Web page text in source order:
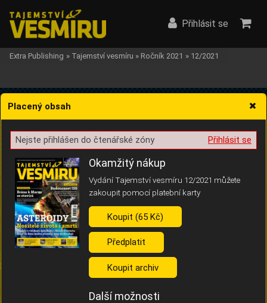
Žádost o souhlas s ukládáním volitelných informací
Pro základní fungování webu nepotřebujeme ukládat žádné informace
(tzv. cookies apod.). Rádi bychom vás ale požádali o souhlas s
uložením volitelných informací:
Anonymní unikátní ID
Díky němu příště poznáme, že se jedná o stejné zařízení, a
Identifikátor je zcela anonymní.
Přihlásit se
Extra Publishing » Tajemství vesmíru » Ročník 2021 » 12/2021
Placený obsah
Přihlásit se
Nejste přihlášen do čtenářské zóny
Okamžitý nákup
Vydání Tajemství vesmíru 12/2021 můžete
zakoupit pomocí platební karty
Koupit (65 Kč)
Předplatit
Koupit archiv
Další možnosti